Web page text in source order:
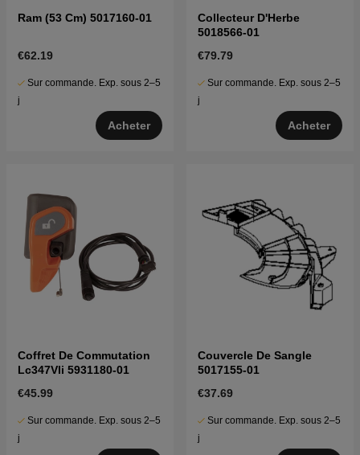
Ram (53 Cm) 5017160-01
€62.19
Sur commande. Exp. sous 2–5
j
Acheter
Collecteur D'Herbe
5018566-01
€79.79
Sur commande. Exp. sous 2–5
j
Acheter
Coffret De Commutation
Lc347Vli 5931180-01
€45.99
Sur commande. Exp. sous 2–5
j
Couvercle De Sangle
5017155-01
€37.69
Sur commande. Exp. sous 2–5
j